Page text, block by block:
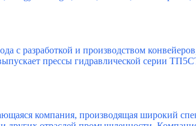
с разработкой и производством
прессы гидравлической серии
компания, производящая широкий